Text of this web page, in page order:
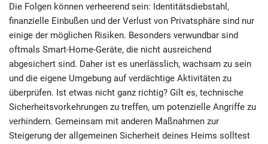
Die Folgen können verheerend sein: Identitätsdiebstahl,
finanzielle Einbußen und der Verlust von Privatsphäre sind nur
einige der möglichen Risiken. Besonders verwundbar sind
oftmals Smart-Home-Geräte, die nicht ausreichend
abgesichert sind. Daher ist es unerlässlich, wachsam zu sein
und die eigene Umgebung auf verdächtige Aktivitäten zu
überprüfen. Ist etwas nicht ganz richtig? Gilt es, technische
Sicherheitsvorkehrungen zu treffen, um potenzielle Angriffe zu
verhindern. Gemeinsam mit anderen Maßnahmen zur
Steigerung der allgemeinen Sicherheit deines Heims solltest